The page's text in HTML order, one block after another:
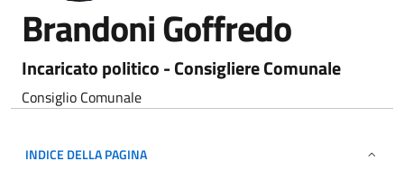
Brandoni Goffredo
Incaricato politico - Consigliere Comunale
Consiglio Comunale
INDICE DELLA PAGINA